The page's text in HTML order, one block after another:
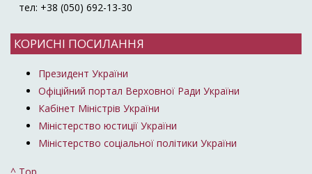
тел: +38 (050) 692-13-30
КОРИСНІ ПОСИЛАННЯ
Президент України
Офіційний портал Верховної Ради України
Кабінет Міністрів України
Міністерство юстиції України
Міністерство соціальної політики України